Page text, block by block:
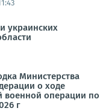
украинских
Министерства
о ходе
военной операции по
г